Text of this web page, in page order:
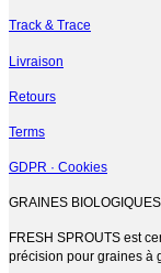
produit
Track & Trace
Livraison
Retours
Terms
GDPR · Cookies
GRAINES BIOLOGIQUES
FRESH SPROUTS est
précision pour graines à